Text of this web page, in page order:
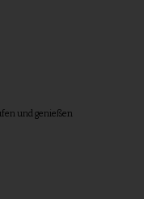
und genießen
Folie